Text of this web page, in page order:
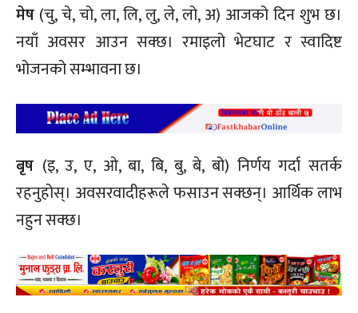
मेष (चु, चे, चो, ला, लि, लु, ले, लो, अ) आजको दिन शुभ छ।
नयाँ अवसर आउन सक्छ। रमाइलो भेटघाट र स्वादिष्ट
भोजनको सम्भावना छ।
बृष (इ, उ, ए, ओ, बा, बि, बु, बे, बो) निर्णय गर्दा सतर्क
रहनुहोस्। अवसरवादीहरूले फसाउन सक्छन्। आर्थिक लाभ
नहुन सक्छ।